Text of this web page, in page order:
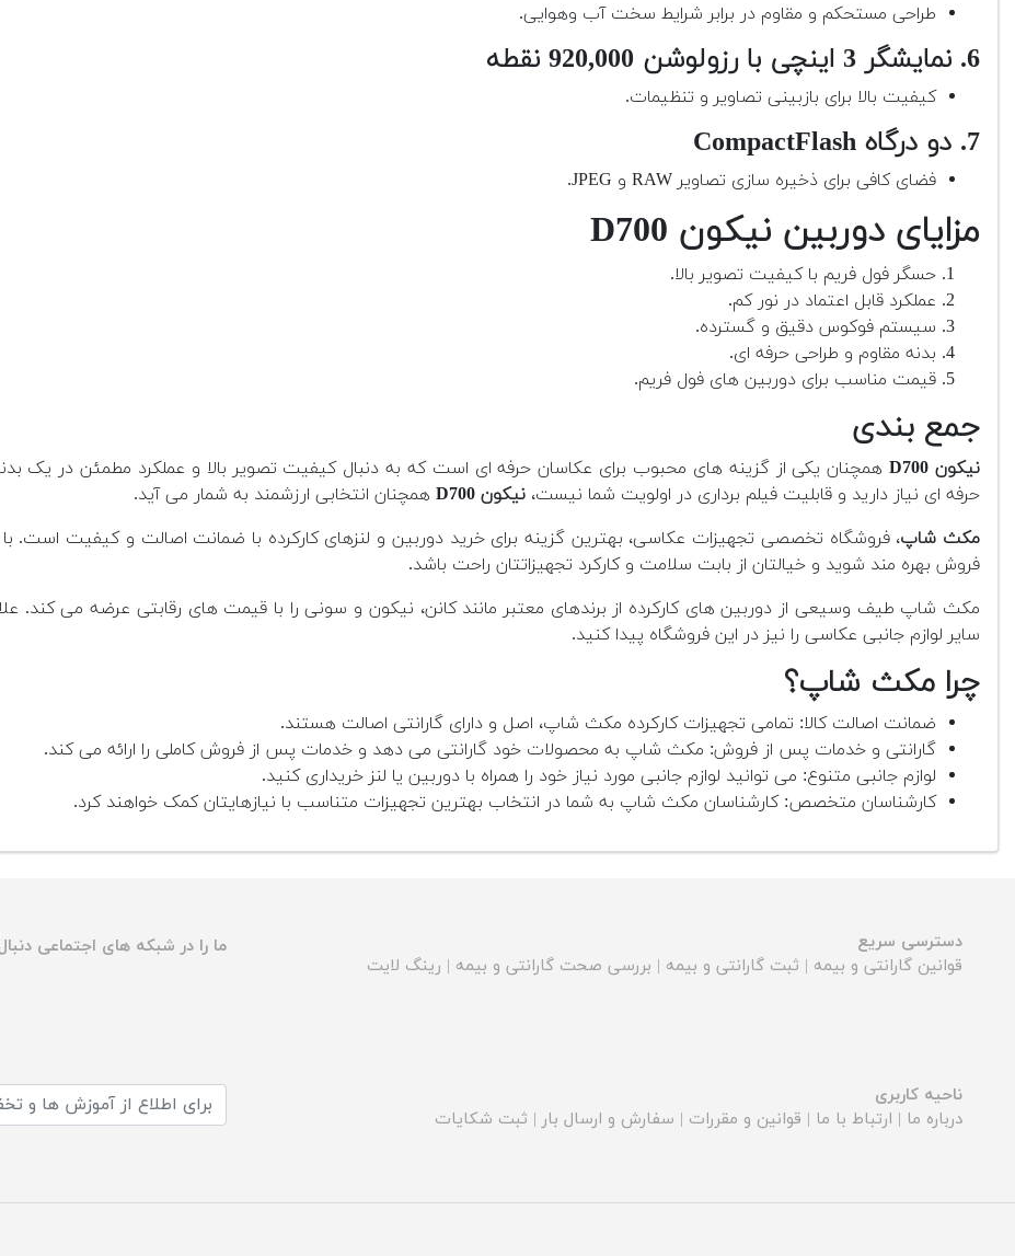
طراحی مستحکم و مقاوم در برابر شرایط سخت آب وهوایی.
6. نمایشگر 3 اینچی با رزولوشن 920,000 نقطه
کیفیت بالا برای بازبینی تصاویر و تنظیمات.
7. دو درگاه CompactFlash
فضای کافی برای ذخیره سازی تصاویر RAW و JPEG.
مزایای دوربین نیکون D700
حسگر فول فریم با کیفیت تصویر بالا.
عملکرد قابل اعتماد در نور کم.
سیستم فوکوس دقیق و گسترده.
بدنه مقاوم و طراحی حرفه ای.
قیمت مناسب برای دوربین های فول فریم.
جمع بندی
نیکون D700
همچنان یکی از گزینه های محبوب برای عکاسان حرفه ای است که به دنبال کیفیت تصویر بالا و عملکرد مطمئن در یک
حرفه ای نیاز دارید و قابلیت فیلم برداری در اولویت شما نیست، نیکون D700
همچنان انتخابی ارزشمند به شمار می آید.
مکث شاپ، فروشگاه تخصصی تجهیزات عکاسی، بهترین گزینه برای خرید دوربین و لنزهای کارکرده با ضمانت اصالت و کیفیت است.
فروش بهره مند شوید و خیالتان از بابت سلامت و کارکرد تجهیزاتتان راحت باشد.
مکث شاپ طیف وسیعی از دوربین های کارکرده از برندهای معتبر مانند کانن، نیکون و سونی را با قیمت های رقابتی عرضه می کند.
سایر لوازم جانبی عکاسی را نیز در این فروشگاه پیدا کنید.
چرا مکث شاپ؟
ضمانت اصالت کالا: تمامی تجهیزات کارکرده مکث شاپ، اصل و دارای گارانتی اصالت هستند.
گارانتی و خدمات پس از فروش: مکث شاپ به محصولات خود گارانتی می دهد و خدمات پس از فروش کاملی را ارائه می کند.
لوازم جانبی متنوع: می توانید لوازم جانبی مورد نیاز خود را همراه با دوربین یا لنز خریداری کنید.
کارشناسان متخصص: کارشناسان مکث شاپ به شما در انتخاب بهترین تجهیزات متناسب با نیازهایتان کمک خواهند کرد.
دسترسی سریع
قوانین گارانتی و بیمه | ثبت گارانتی و بیمه | بررسی صحت گارانتی و بیمه | رینگ لایت
ما را در شبکه های اجتماعی
ناحیه کاربری
درباره ما | ارتباط با ما | قوانین و مقررات | سفارش و ارسال بار | ثبت شکایات